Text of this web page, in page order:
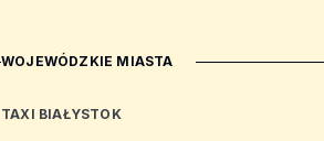
WOJEWÓDZKIE MIASTA
TAXI BIAŁYSTOK